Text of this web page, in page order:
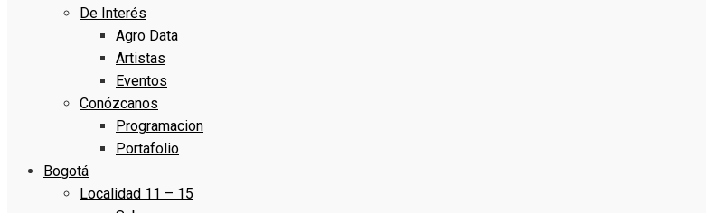
De Interés
Agro Data
Artistas
Eventos
Conózcanos
Programacion
Portafolio
Bogotá
Localidad 11 – 15